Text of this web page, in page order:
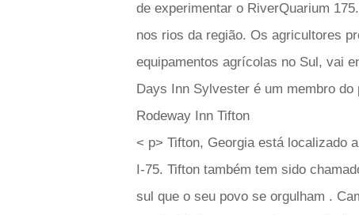
de experimentar o RiverQuarium
nos rios da região. Os agricultores
equipamentos agrícolas no Sul, vai
Days Inn Sylvester é um membro
Rodeway Inn Tifton
< p> Tifton, Georgia está localizado
I-75. Tifton também tem sido
sul que o seu povo se orgulham .